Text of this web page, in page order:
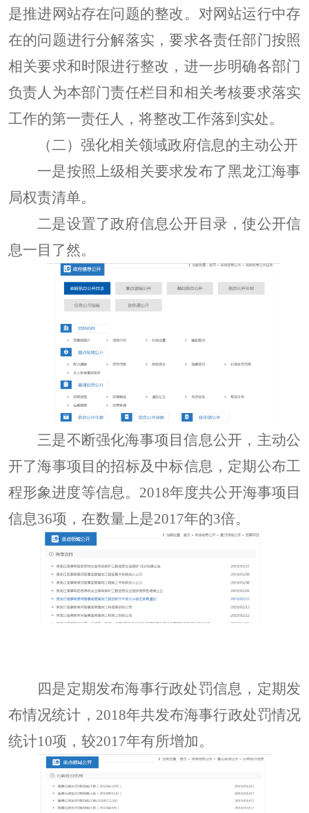
是推进网站存在问题的整改。对网站运行中存
在的问题进行分解落实，要求各责任部门按照
相关要求和时限进行整改，进一步明确各部门
负责人为本部门责任栏目和相关考核要求落实
工作的第一责任人，将整改工作落到实处。
（二）强化相关领域政府信息的主动公开
一是按照上级相关要求发布了黑龙江海事
局权责清单。
二是设置了政府信息公开目录，使公开信
息一目了然。
三是不断强化海事项目信息公开，主动公
开了海事项目的招标及中标信息，定期公布工
程形象进度等信息。 2018年度共公开海事项目
信息36项，在数量上是2017年的3倍。
四是定期发布海事行政处罚信息，定期发
布情况统计， 2018年共发布海事行政处罚情况
统计10项，较2017年有所增加。